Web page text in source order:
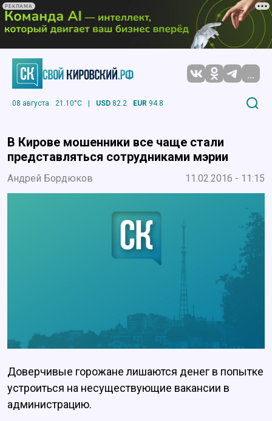
РЕКЛАМА
...
08 августа 21.10°C | USD 82.2 EUR 94.8
В Кирове мошенники все чаще стали
представляться сотрудниками мэрии
Андрей Бордюков 11.02.2016 - 11:15
Доверчивые горожане лишаются денег в попытке
устроиться на несуществующие вакансии в
администрацию.